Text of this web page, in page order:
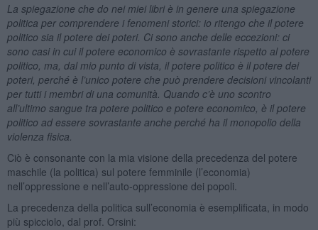
La spiegazione che do nei miei libri è in genere una spiegazione
politica per comprendere i fenomeni storici: io ritengo che il potere
politico sia il potere dei poteri. Ci sono anche delle eccezioni: ci
sono casi in cui il potere economico è sovrastante rispetto al potere
politico, ma, dal mio punto di vista, il potere politico è il potere dei
poteri, perché è l’unico potere che può prendere decisioni vincolanti
per tutti i membri di una comunità. Quando c’è uno scontro
all’ultimo sangue tra potere politico e potere economico, è il potere
politico ad essere sovrastante anche perché ha il monopolio della
violenza fisica.
Ciò è consonante con la mia visione della precedenza del potere
maschile (la politica) sul potere femminile (l’economia)
nell’oppressione e nell’auto-oppressione dei popoli.
La precedenza della politica sull’economia è esemplificata, in modo
più spicciolo, dal prof. Orsini: